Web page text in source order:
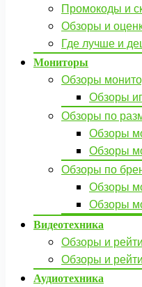
Промокоды и
Обзоры и
Где лучше и
Мониторы
Обзоры
Обзоры
Обзоры по
Обзоры
Обзоры
Обзоры по
Обзоры
Обзоры
Видеотехника
Обзоры и
Обзоры и
Аудиотехника